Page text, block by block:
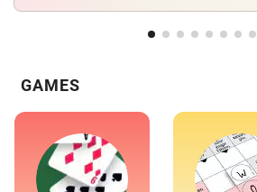
GAMES